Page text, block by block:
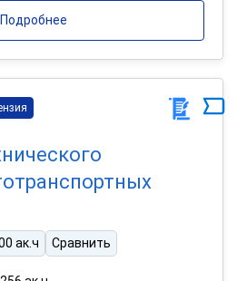
Подробнее
ак.ч Сравнить